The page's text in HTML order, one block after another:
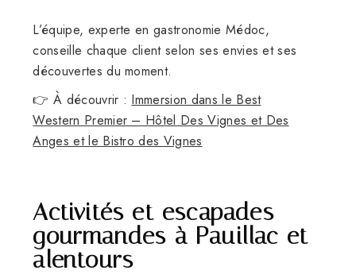
L’équipe, experte en gastronomie Médoc,
conseille chaque client selon ses envies et ses
découvertes du moment.
👉 À découvrir : Immersion dans le Best
Western Premier – Hôtel Des Vignes et Des
Anges et le Bistro des Vignes
Activités et escapades
gourmandes à Pauillac et
alentours